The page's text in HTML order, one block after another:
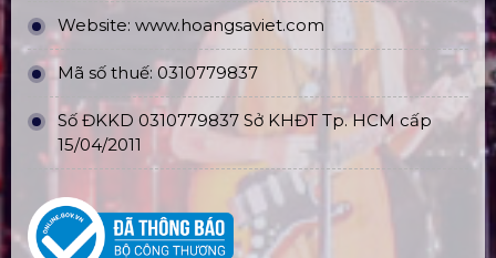
Website: www.hoangsaviet.com
Mã số thuế: 0310779837
Số ĐKKD 0310779837 Sở KHĐT Tp. HCM cấp
15/04/2011